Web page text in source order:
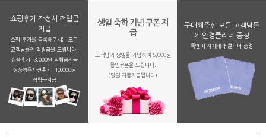
쇼핑후기 작성시 적립금
지급
쇼핑 후기를 등록해주시는 모든
고객님들께 적립금을 드립니다.
상품후기: 3,000원 적립금지급
상품착용사진후기: 10,000원
적립금지금
생일 축하 기념 쿠폰 지
급
고객님의 생일을 기념하여 5,000원
할인쿠폰을 드립니다.
(당일 자동지급됩니다)
구매해주신 모든 고객님들
께 안경클리너 증정
룩앤미 자체제작 클리너 증정